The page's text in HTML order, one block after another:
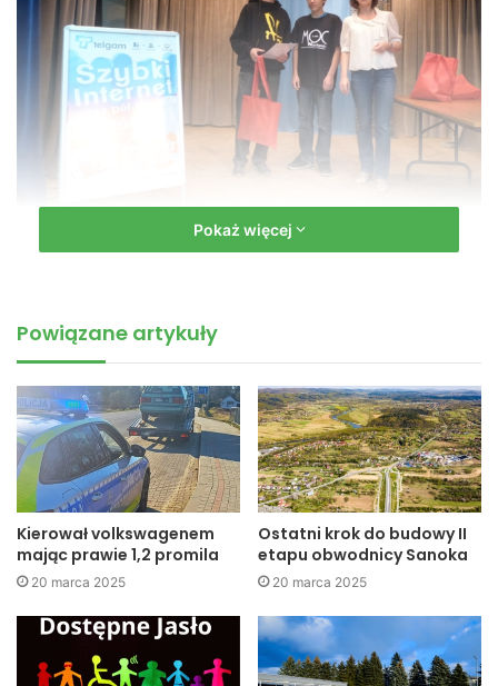
W MDK: 32 zawodników rywalizowało w Fifę 2011
rozgrywany był w systemie pucharowym Single
rozpoczęły się o godzinie 11.00 i trwały ponad 9 godzin. W
emocjonującym finale Kamil Wójcik pokonał Marcina
Kutynę 5:1.
Pokaż więcej
Powiązane artykuły
Kierował volkswagenem
mając prawie 1,2 promila
20 marca 2025
Ostatni krok do budowy II
etapu obwodnicy Sanoka
20 marca 2025